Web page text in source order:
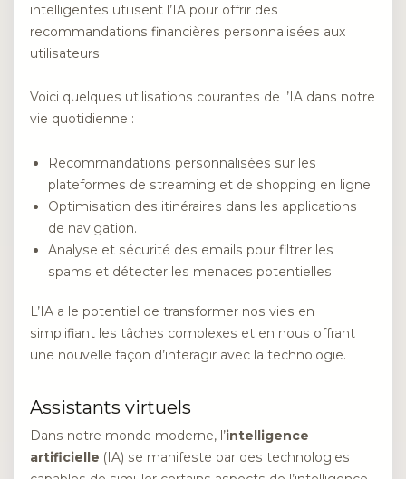
intelligentes utilisent l’IA pour offrir des
recommandations financières personnalisées aux
utilisateurs.
Voici quelques utilisations courantes de l’IA dans notre
vie quotidienne :
Recommandations personnalisées sur les
plateformes de streaming et de shopping en ligne.
Optimisation des itinéraires dans les applications
de navigation.
Analyse et sécurité des emails pour filtrer les
spams et détecter les menaces potentielles.
L’IA a le potentiel de transformer nos vies en
simplifiant les tâches complexes et en nous offrant
une nouvelle façon d’interagir avec la technologie.
Assistants virtuels
Dans notre monde moderne, l’intelligence
artificielle (IA) se manifeste par des technologies